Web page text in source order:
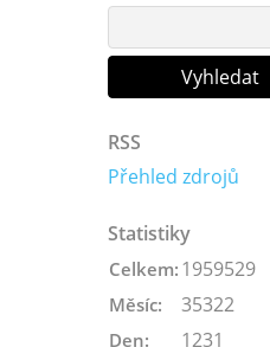
RSS
Přehled zdrojů
Statistiky
Celkem: 1959529
Měsíc: 35322
Den: 1231